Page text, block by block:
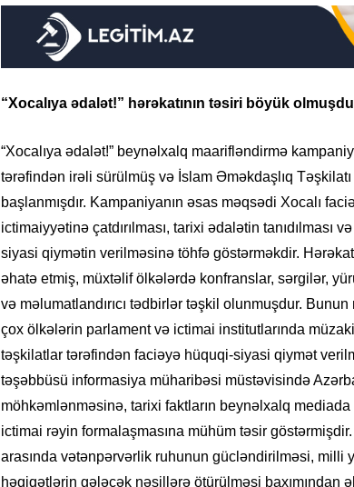
“Xocalıya ədalət!” hərəkatının təsiri böyük
“Xocalıya ədalət!” beynəlxalq maarifləndirmə
tərəfindən irəli sürülmüş və İslam Əməkdaşlıq
başlanmışdır. Kampaniyanın əsas məqsədi Xocalı
ictimaiyyətinə çatdırılması, tarixi ədalətin tanıdılması
siyasi qiymətin verilməsinə töhfə göstərməkdir.
əhatə etmiş, müxtəlif ölkələrdə konfranslar, sərgilər,
və məlumatlandırıcı tədbirlər təşkil olunmuşdur.
çox ölkələrin parlament və ictimai institutlarında
təşkilatlar tərəfindən faciəyə hüquqi-siyasi qiymət
təşəbbüsü informasiya müharibəsi müstəvisində
möhkəmlənməsinə, tarixi faktların beynəlxalq mediada
ictimai rəyin formalaşmasına mühüm təsir
arasında vətənpərvərlik ruhunun gücləndirilməsi, milli
həqiqətlərin gələcək nəsillərə ötürülməsi baxımından